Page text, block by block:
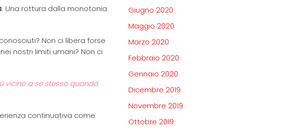
. Una rottura dalla monotonia
Non ci libera forse
nostri limiti umani? Non ci
vicino a se stesso quando
continuativa come
Giugno 2020
Maggio 2020
Marzo 2020
Febbraio 2020
Gennaio 2020
Dicembre 2019
Novembre 2019
Ottobre 2019